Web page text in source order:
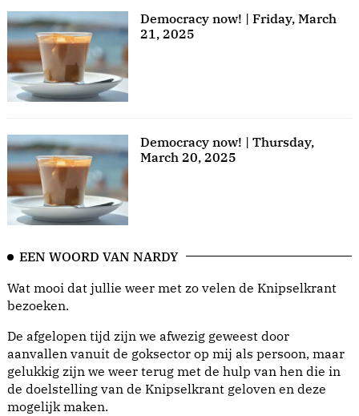
Democracy now! | Friday, March
21, 2025
Democracy now! | Thursday,
March 20, 2025
EEN WOORD VAN NARDY
Wat mooi dat jullie weer met zo velen de Knipselkrant
bezoeken.
De afgelopen tijd zijn we afwezig geweest door
aanvallen vanuit de goksector op mij als persoon, maar
gelukkig zijn we weer terug met de hulp van hen die in
de doelstelling van de Knipselkrant geloven en deze
mogelijk maken.